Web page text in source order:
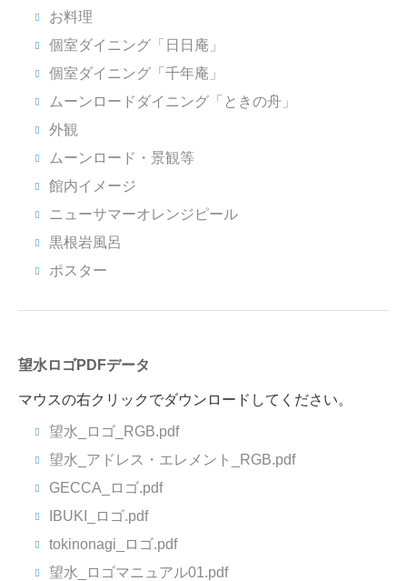
お料理
個室ダイニング「日日庵」
個室ダイニング「千年庵」
ムーンロードダイニング「ときの舟」
外観
ムーンロード・景観等
館内イメージ
ニューサマーオレンジピール
黒根岩風呂
ポスター
望水ロゴPDFデータ
マウスの右クリックでダウンロードしてください。
望水_ロゴ_RGB.pdf
望水_アドレス・エレメント_RGB.pdf
GECCA_ロゴ.pdf
IBUKI_ロゴ.pdf
tokinonagi_ロゴ.pdf
望水_ロゴマニュアル01.pdf